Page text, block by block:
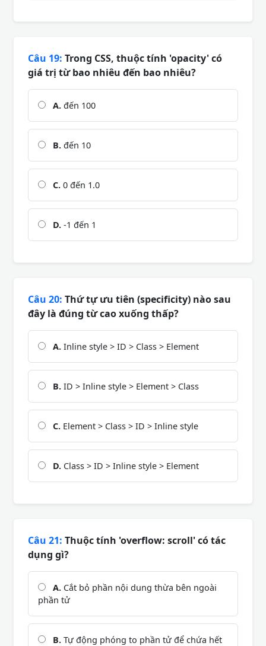
Câu 19: Trong CSS, thuộc tính 'opacity' có
giá trị từ bao nhiêu đến bao nhiêu?
A. đến 100
B. đến 10
C. 0 đến 1.0
D. -1 đến 1
Câu 20: Thứ tự ưu tiên (specificity) nào sau
đây là đúng từ cao xuống thấp?
A. Inline style > ID > Class > Element
B. ID > Inline style > Element > Class
C. Element > Class > ID > Inline style
D. Class > ID > Inline style > Element
Câu 21: Thuộc tính 'overflow: scroll' có tác
dụng gì?
A. Cắt bỏ phần nội dung thừa bên ngoài
phần tử
B. Tự động phóng to phần tử để chứa hết